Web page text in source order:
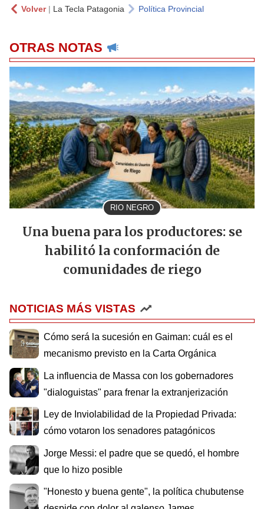
Volver| La Tecla Patagonia Política Provincial
OTRAS NOTAS
RIO NEGRO
Una buena para los productores: se
habilitó la conformación de
comunidades de riego
NOTICIAS MÁS VISTAS
Cómo será la sucesión en Gaiman: cuál es el
mecanismo previsto en la Carta Orgánica
La influencia de Massa con los gobernadores
"dialoguistas" para frenar la extranjerización
Ley de Inviolabilidad de la Propiedad Privada:
cómo votaron los senadores patagónicos
Jorge Messi: el padre que se quedó, el hombre
que lo hizo posible
"Honesto y buena gente", la política chubutense